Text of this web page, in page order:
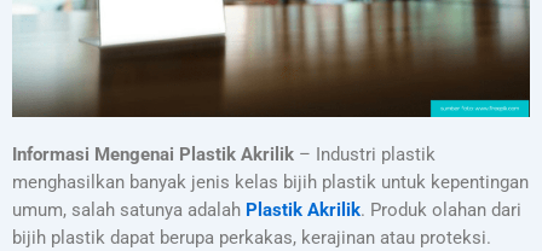
Informasi Mengenai Plastik Akrilik – Industri plastik
menghasilkan banyak jenis kelas bijih plastik untuk kepentingan
umum, salah satunya adalah Plastik Akrilik. Produk olahan dari
bijih plastik dapat berupa perkakas, kerajinan atau proteksi.